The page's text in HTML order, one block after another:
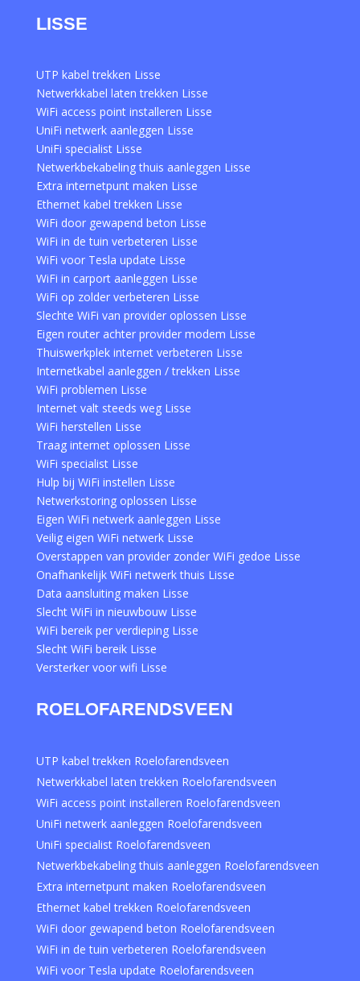
LISSE
UTP kabel trekken Lisse
Netwerkkabel laten trekken Lisse
WiFi access point installeren Lisse
UniFi netwerk aanleggen Lisse
UniFi specialist Lisse
Netwerkbekabeling thuis aanleggen Lisse
Extra internetpunt maken Lisse
Ethernet kabel trekken Lisse
WiFi door gewapend beton Lisse
WiFi in de tuin verbeteren Lisse
WiFi voor Tesla update Lisse
WiFi in carport aanleggen Lisse
WiFi op zolder verbeteren Lisse
Slechte WiFi van provider oplossen Lisse
Eigen router achter provider modem Lisse
Thuiswerkplek internet verbeteren Lisse
Internetkabel aanleggen / trekken Lisse
WiFi problemen Lisse
Internet valt steeds weg Lisse
WiFi herstellen Lisse
Traag internet oplossen Lisse
WiFi specialist Lisse
Hulp bij WiFi instellen Lisse
Netwerkstoring oplossen Lisse
Eigen WiFi netwerk aanleggen Lisse
Veilig eigen WiFi netwerk Lisse
Overstappen van provider zonder WiFi gedoe Lisse
Onafhankelijk WiFi netwerk thuis Lisse
Data aansluiting maken Lisse
Slecht WiFi in nieuwbouw Lisse
WiFi bereik per verdieping Lisse
Slecht WiFi bereik Lisse
Versterker voor wifi Lisse
ROELOFARENDSVEEN
UTP kabel trekken Roelofarendsveen
Netwerkkabel laten trekken Roelofarendsveen
WiFi access point installeren Roelofarendsveen
UniFi netwerk aanleggen Roelofarendsveen
UniFi specialist Roelofarendsveen
Netwerkbekabeling thuis aanleggen Roelofarendsveen
Extra internetpunt maken Roelofarendsveen
Ethernet kabel trekken Roelofarendsveen
WiFi door gewapend beton Roelofarendsveen
WiFi in de tuin verbeteren Roelofarendsveen
WiFi voor Tesla update Roelofarendsveen